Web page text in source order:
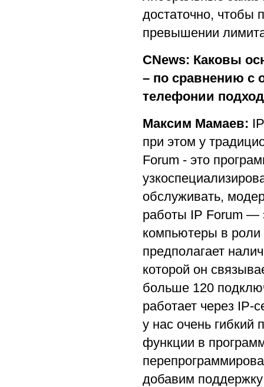
достаточно, чтобы
превышении
CNews: Каковы
– по сравнению с
телефонии
Максим Мамаев:
при этом у
Forum - это
обслуживать,
работы IP Forum —
компьютеры в роли
предполагает
которой он
больше 120
работает через IP-
у нас очень гибкий
функции в
добавим